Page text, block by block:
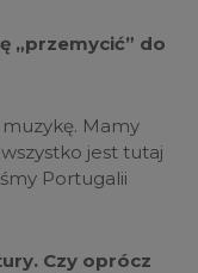
„przemycić” do
Mamy
jest tutaj
Portugalii
Czy oprócz